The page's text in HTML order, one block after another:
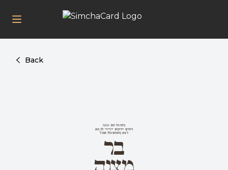
Back
בר
לבוא ולהשתתף אצל
את כל ידידיי וחביריי שיחיו
הננו בזה להזמין